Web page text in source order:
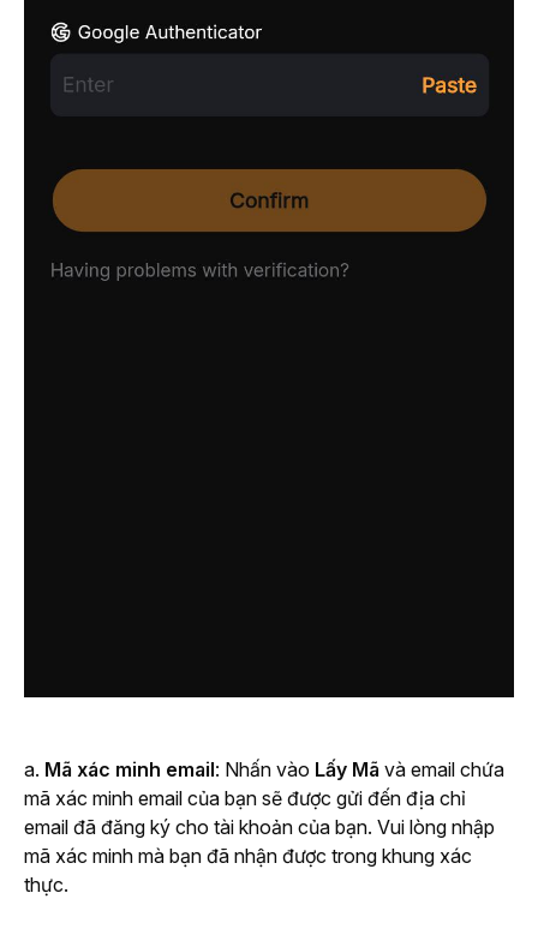
a. Mã xác minh email: Nhấn vào Lấy Mã và email chứa
mã xác minh email của bạn sẽ được gửi đến địa chỉ
email đã đăng ký cho tài khoản của bạn. Vui lòng nhập
mã xác minh mà bạn đã nhận được trong khung xác
thực.